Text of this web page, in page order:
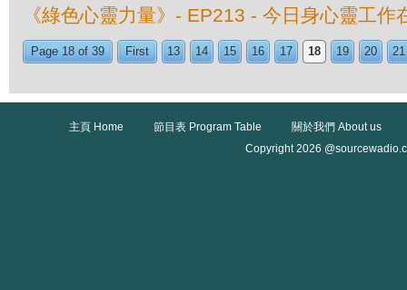
《綠色心靈力量》- EP213 - 今日身心靈工作
Page 18 of 39 First 13 14 15 16 17 18 19 20 21
主頁 Home 節目表 Program Table
關於我們 About us
Copyright 2026